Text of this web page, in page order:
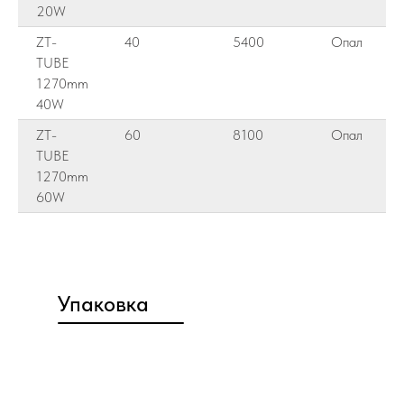
20W
ZT-
TUBE
1270mm
40W
40 5400 Опал
ZT-
TUBE
1270mm
60W
60 8100 Опал
Упаковка